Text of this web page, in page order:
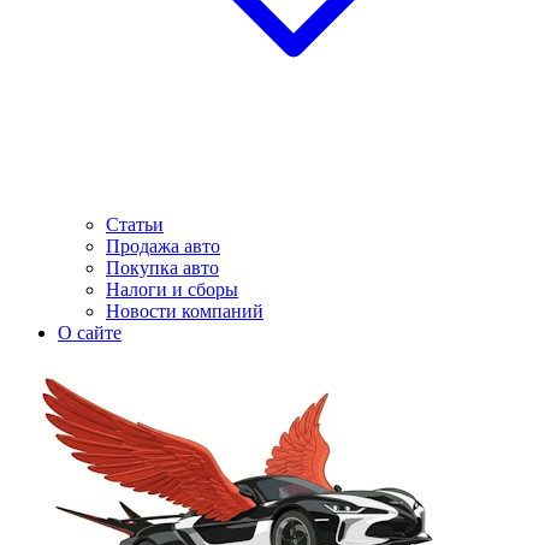
Статьи
Продажа авто
Покупка авто
Налоги и сборы
Новости компаний
О сайте